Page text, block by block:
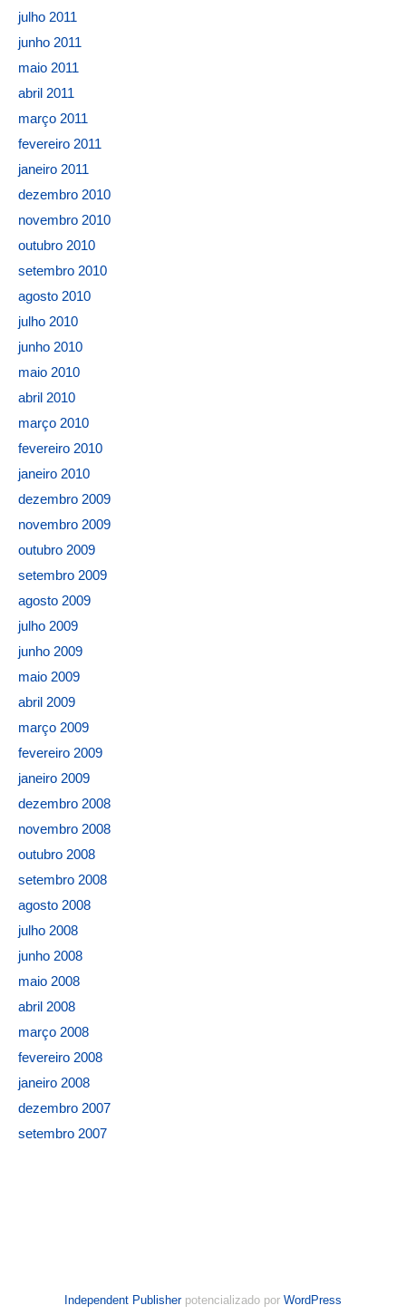
julho 2011
junho 2011
maio 2011
abril 2011
março 2011
fevereiro 2011
janeiro 2011
dezembro 2010
novembro 2010
outubro 2010
setembro 2010
agosto 2010
julho 2010
junho 2010
maio 2010
abril 2010
março 2010
fevereiro 2010
janeiro 2010
dezembro 2009
novembro 2009
outubro 2009
setembro 2009
agosto 2009
julho 2009
junho 2009
maio 2009
abril 2009
março 2009
fevereiro 2009
janeiro 2009
dezembro 2008
novembro 2008
outubro 2008
setembro 2008
agosto 2008
julho 2008
junho 2008
maio 2008
abril 2008
março 2008
fevereiro 2008
janeiro 2008
dezembro 2007
setembro 2007
Independent Publisherpotencializado por WordPress